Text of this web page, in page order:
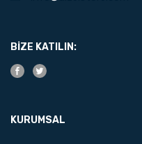
BIZE KATILIN:
KURUMSAL